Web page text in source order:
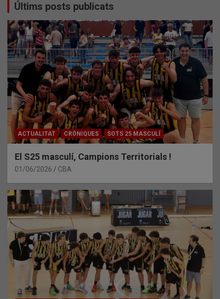
Últims posts publicats
ACTUALITAT CRÒNIQUES SOTS 25 MASCULÍ
El S25 masculí, Campions Territorials !
01/06/2026 CBA